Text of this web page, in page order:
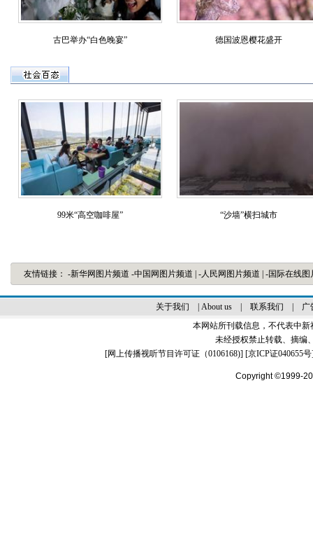
古巴举办“白色晚宴” 德国波恩樱花盛开
99米“高空咖啡屋” “沙墙”横扫城市
友情链接： -新华网图片频道 -中国网图片频道 -人民网图片频道 -国际在线
关于我们 |About us |联系我们
广
本网站所刊载信息，不代表中
未经授权禁止转载、摘编
[网上传播视听节目许可证（0106168)] [京ICP证040655号
Copyright ©1999-